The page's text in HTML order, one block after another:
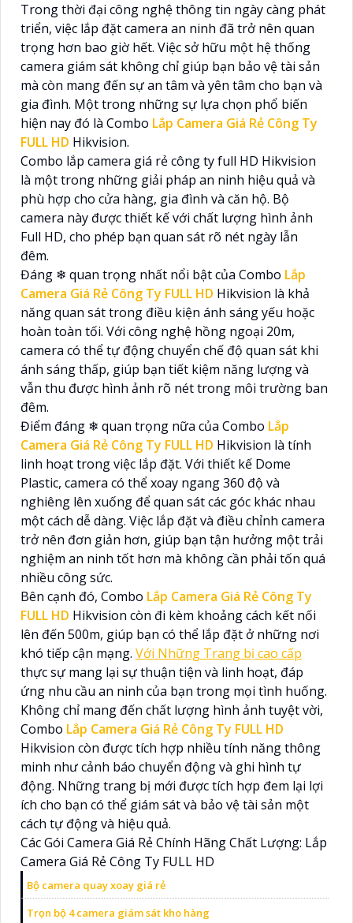
Trong thời đại công nghệ thông tin ngày càng phát
triển, việc lắp đặt camera an ninh đã trở nên quan
trọng hơn bao giờ hết. Việc sở hữu một hệ thống
camera giám sát không chỉ giúp bạn bảo vệ tài sản
mà còn mang đến sự an tâm và yên tâm cho bạn và
gia đình. Một trong những sự lựa chọn phổ biến
hiện nay đó là Combo Lắp Camera Giá Rẻ Công Ty
FULL HD Hikvision.
Combo lắp camera giá rẻ công ty full HD Hikvision
là một trong những giải pháp an ninh hiệu quả và
phù hợp cho cửa hàng, gia đình và căn hộ. Bộ
camera này được thiết kế với chất lượng hình ảnh
Full HD, cho phép bạn quan sát rõ nét ngày lẫn
đêm.
Đáng ❄ quan trọng nhất nổi bật của Combo Lắp
Camera Giá Rẻ Công Ty FULL HD Hikvision là khả
năng quan sát trong điều kiện ánh sáng yếu hoặc
hoàn toàn tối. Với công nghệ hồng ngoại 20m,
camera có thể tự động chuyển chế độ quan sát khi
ánh sáng thấp, giúp bạn tiết kiệm năng lượng và
vẫn thu được hình ảnh rõ nét trong môi trường ban
đêm.
Điểm đáng ❄ quan trọng nữa của Combo Lắp
Camera Giá Rẻ Công Ty FULL HD Hikvision là tính
linh hoạt trong việc lắp đặt. Với thiết kế Dome
Plastic, camera có thể xoay ngang 360 độ và
nghiêng lên xuống để quan sát các góc khác nhau
một cách dễ dàng. Việc lắp đặt và điều chỉnh camera
trở nên đơn giản hơn, giúp bạn tận hưởng một trải
nghiệm an ninh tốt hơn mà không cần phải tốn quá
nhiều công sức.
Bên cạnh đó, Combo Lắp Camera Giá Rẻ Công Ty
FULL HD Hikvision còn đi kèm khoảng cách kết nối
lên đến 500m, giúp bạn có thể lắp đặt ở những nơi
khó tiếp cận mạng. Với Những Trang bị cao cấp
thực sự mang lại sự thuận tiện và linh hoạt, đáp
ứng nhu cầu an ninh của bạn trong mọi tình huống.
Không chỉ mang đến chất lượng hình ảnh tuyệt vời,
Combo Lắp Camera Giá Rẻ Công Ty FULL HD
Hikvision còn được tích hợp nhiều tính năng thông
minh như cảnh báo chuyển động và ghi hình tự
động. Những trang bị mới được tích hợp đem lại lợi
ích cho bạn có thể giám sát và bảo vệ tài sản một
cách tự động và hiệu quả.
Các Gói Camera Giá Rẻ Chính Hãng Chất Lượng: Lắp
Camera Giá Rẻ Công Ty FULL HD
Bộ camera quay xoay giá rẻ
Trọn bộ 4 camera giám sát kho hàng